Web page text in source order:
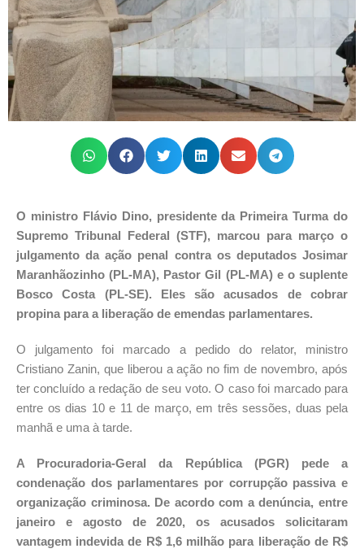
O ministro Flávio Dino, presidente da Primeira Turma do
Supremo Tribunal Federal (STF), marcou para março o
julgamento da ação penal contra os deputados Josimar
Maranhãozinho (PL-MA), Pastor Gil (PL-MA) e o suplente
Bosco Costa (PL-SE). Eles são acusados de cobrar
propina para a liberação de emendas parlamentares.
O julgamento foi marcado a pedido do relator, ministro
Cristiano Zanin, que liberou a ação no fim de novembro, após
ter concluído a redação de seu voto. O caso foi marcado para
entre os dias 10 e 11 de março, em três sessões, duas pela
manhã e uma à tarde.
A Procuradoria-Geral da República (PGR) pede a
condenação dos parlamentares por corrupção passiva e
organização criminosa. De acordo com a denúncia, entre
janeiro e agosto de 2020, os acusados solicitaram
vantagem indevida de R$ 1,6 milhão para liberação de R$